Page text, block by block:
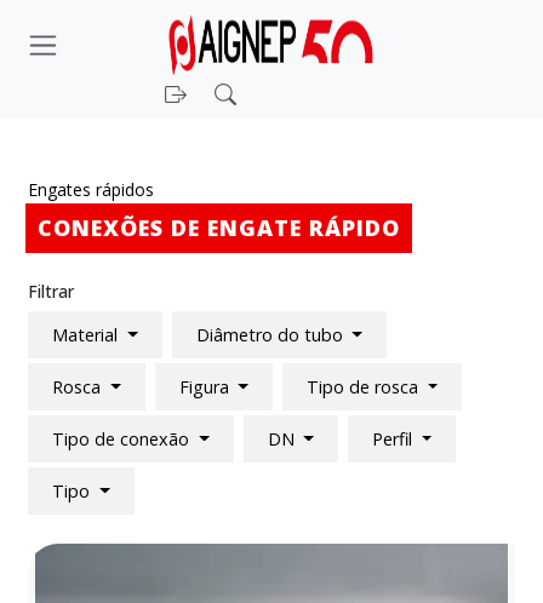
Entrar
Engates rápidos
CONEXÕES DE ENGATE RÁPIDO
Filtrar
Material
Diâmetro do tubo
Rosca Figura Tipo de rosca
Tipo de conexão DN Perfil
Tipo